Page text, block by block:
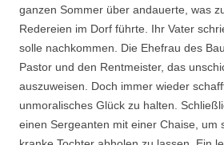
ganzen Sommer über andauerte, was
Redereien im Dorf führte. Ihr Vater
solle nachkommen. Die Ehefrau des
Pastor und den Rentmeister, das
auszuweisen. Doch immer wieder
unmoralisches Glück zu halten.
einen Sergeanten mit einer Chaise, um